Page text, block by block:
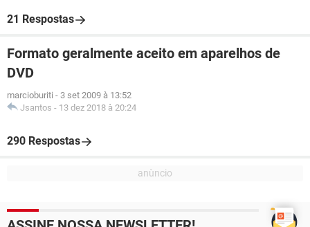
21 Respostas
Formato geralmente aceito em aparelhos de
DVD
marcioburiti - 3 set 2009 à 13:52
Jsantos - 13 dez 2018 à 20:24
290 Respostas